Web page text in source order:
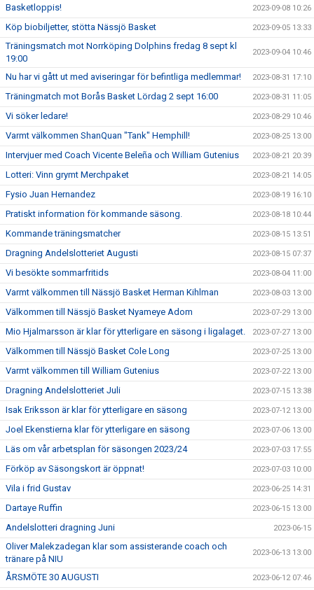
Basketloppis! 2023-09-08 10:26
Köp biobiljetter, stötta Nässjö Basket 2023-09-05 13:33
Träningsmatch mot Norrköping Dolphins fredag 8 sept kl
19:00
2023-09-04 10:46
Nu har vi gått ut med aviseringar för befintliga medlemmar! 2023-08-31 17:10
Träningmatch mot Borås Basket Lördag 2 sept 16:00 2023-08-31 11:05
Vi söker ledare! 2023-08-29 10:46
Varmt välkommen ShanQuan "Tank" Hemphill! 2023-08-25 13:00
Intervjuer med Coach Vicente Beleña och William Gutenius 2023-08-21 20:39
Lotteri: Vinn grymt Merchpaket 2023-08-21 14:05
Fysio Juan Hernandez 2023-08-19 16:10
Pratiskt information för kommande säsong. 2023-08-18 10:44
Kommande träningsmatcher 2023-08-15 13:51
Dragning Andelslotteriet Augusti 2023-08-15 07:37
Vi besökte sommarfritids 2023-08-04 11:00
Varmt välkommen till Nässjö Basket Herman Kihlman 2023-08-03 13:00
Välkommen till Nässjö Basket Nyameye Adom 2023-07-29 13:00
Mio Hjalmarsson är klar för ytterligare en säsong i ligalaget. 2023-07-27 13:00
Välkommen till Nässjö Basket Cole Long 2023-07-25 13:00
Varmt välkommen till William Gutenius 2023-07-22 13:00
Dragning Andelslotteriet Juli 2023-07-15 13:38
Isak Eriksson är klar för ytterligare en säsong 2023-07-12 13:00
Joel Ekenstierna klar för ytterligare en säsong 2023-07-06 13:00
Läs om vår arbetsplan för säsongen 2023/24 2023-07-03 17:55
Förköp av Säsongskort är öppnat! 2023-07-03 10:00
Vila i frid Gustav 2023-06-25 14:31
Dartaye Ruffin 2023-06-15 13:00
Andelslotteri dragning Juni 2023-06-15
Oliver Malekzadegan klar som assisterande coach och
tränare på NIU
2023-06-13 13:00
ÅRSMÖTE 30 AUGUSTI 2023-06-12 07:46